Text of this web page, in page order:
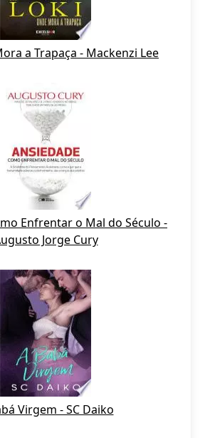
a Trapaça - Mackenzi Lee
Enfrentar o Mal do Século -
Jorge Cury
Virgem - SC Daiko